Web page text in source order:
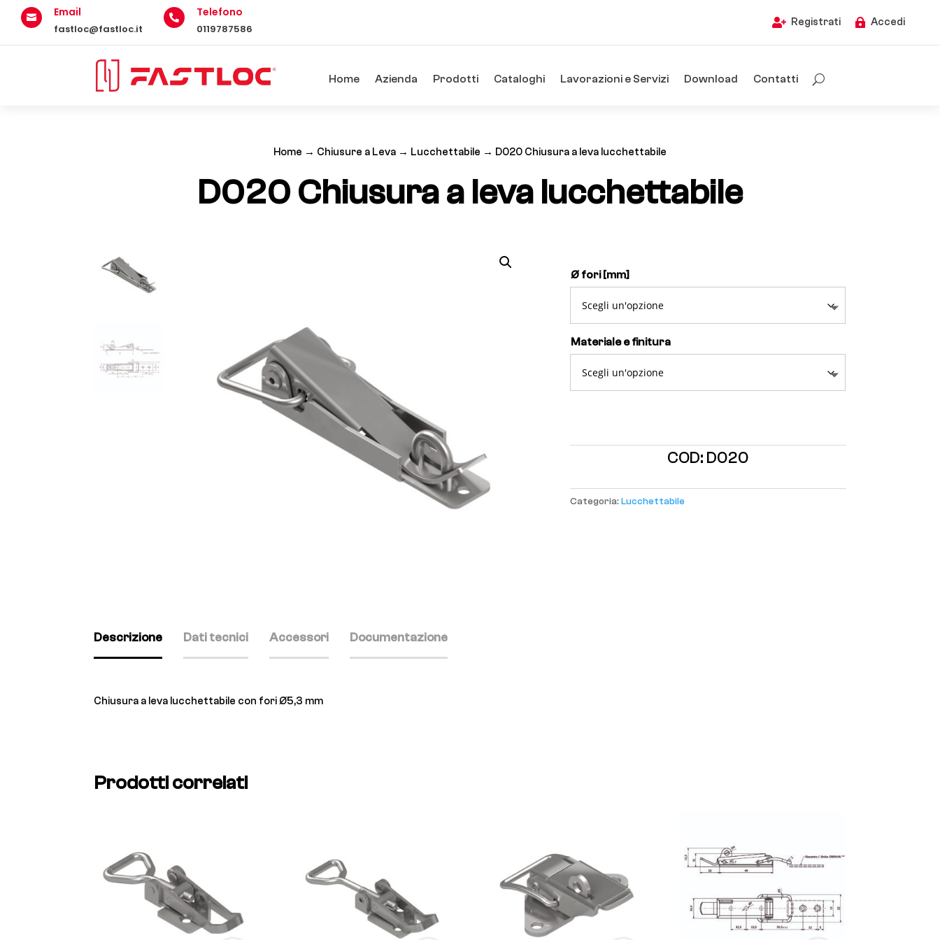
 Email
fastloc@fastloc.it
 Telefono
0119787586  Registrati  Accedi
Home Azienda Prodotti Cataloghi Lavorazioni e Servizi Download Contatti
Home → Chiusure a Leva → Lucchettabile → D020 Chiusura a leva lucchettabile
D020 Chiusura a leva lucchettabile
Ø fori [mm]
Materiale e finitura
COD: D020
Categoria: Lucchettabile
Descrizione Dati tecnici Accessori Documentazione
Chiusura a leva lucchettabile con fori Ø5,3 mm
Prodotti correlati